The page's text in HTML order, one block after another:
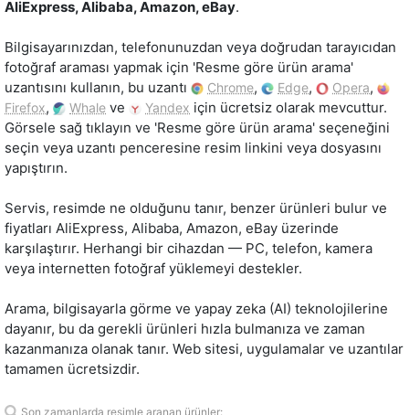
AliExpress, Alibaba, Amazon, eBay.
Bilgisayarınızdan, telefonunuzdan veya doğrudan tarayıcıdan
fotoğraf araması yapmak için 'Resme göre ürün arama'
uzantısını kullanın, bu uzantı
Chrome, Edge, Opera,
Firefox, Whale ve Yandex için ücretsiz olarak mevcuttur.
Görsele sağ tıklayın ve 'Resme göre ürün arama' seçeneğini
seçin veya uzantı penceresine resim linkini veya dosyasını
yapıştırın.
Servis, resimde ne olduğunu tanır, benzer ürünleri bulur ve
fiyatları AliExpress, Alibaba, Amazon, eBay üzerinde
karşılaştırır. Herhangi bir cihazdan — PC, telefon, kamera
veya internetten fotoğraf yüklemeyi destekler.
Arama, bilgisayarla görme ve yapay zeka (AI) teknolojilerine
dayanır, bu da gerekli ürünleri hızla bulmanıza ve zaman
kazanmanıza olanak tanır. Web sitesi, uygulamalar ve uzantılar
tamamen ücretsizdir.
Son zamanlarda resimle aranan ürünler: